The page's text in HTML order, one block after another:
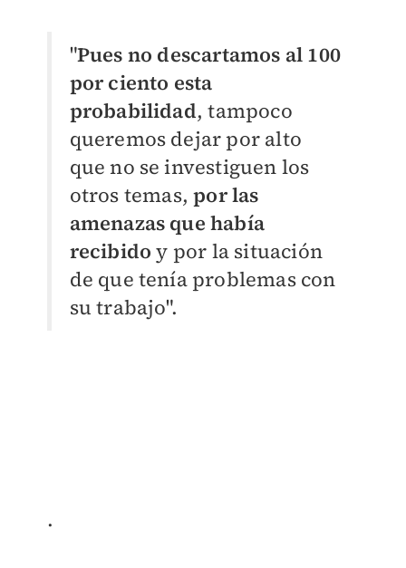
"Pues no descartamos al 100
por ciento esta
probabilidad, tampoco
queremos dejar por alto
que no se investiguen los
otros temas,por las
amenazas que había
recibido y por la situación
de que tenía problemas con
su trabajo".
.